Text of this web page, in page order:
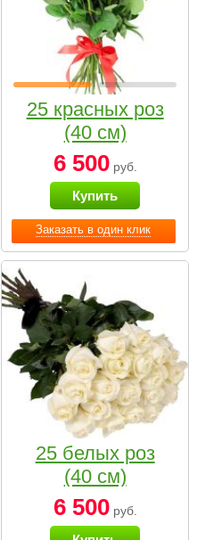
Заказать в один клик
25 красных роз
(40 см)
6 500руб.
Купить
25 белых роз
(40 см)
6 500руб.